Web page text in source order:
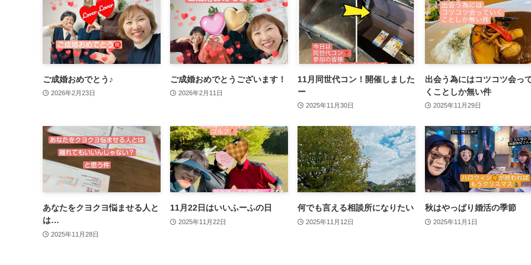
ご成婚おめでとう♪
2026年2月23日
ご成婚おめでとうございます！
2026年2月11日
11月同世代コン！開催しました
ー
2025年11月30日
出会う為にはコツコツ会っ
くことしか無い件
2025年11月29日
あなたをクヨクヨ悩ませる人と
は…
2025年11月28日
11月22日はいいふーふの日
2025年11月22日
何でも言える相談所になりたい
2025年11月12日
秋はやっぱり婚活の季節
2025年11月1日